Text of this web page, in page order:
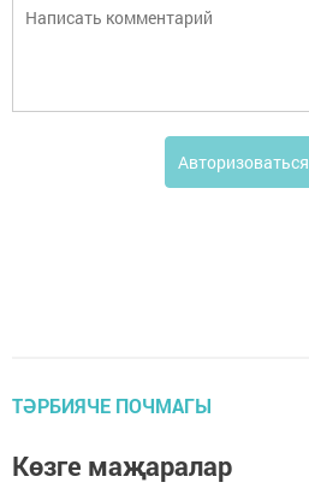
Авторизоваться
ТӘРБИЯЧЕ ПОЧМАГЫ
Көзге маҗаралар